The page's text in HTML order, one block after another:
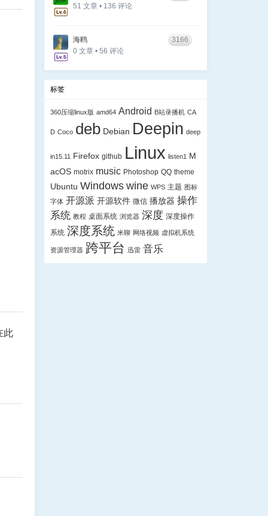
此
51 文章 • 136 评论
海鸥
0 文章 • 56 评论
3166
标签
360压缩linux版 amd64 Android B站录播机 CA
D Coco deb Debian Deepin deep
in15.11 Firefox github Linux listen1
M
acOS motrix music Photoshop QQ theme
Ubuntu Windows wine WPS 主题 图标
字体 开源派 开源软件 微信 播放器 操作
系统 教程 桌面系统 浏览器 深度 深度操作
系统 深度系统 米聊 网络视频 虚拟机系统
资源管理器 跨平台 迅雷 音乐